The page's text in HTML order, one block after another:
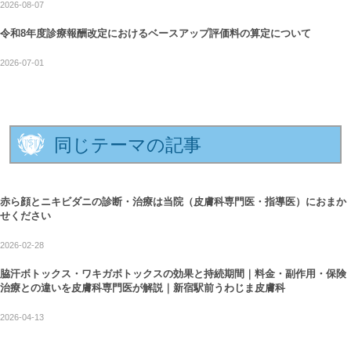
2026-08-07
令和8年度診療報酬改定におけるベースアップ評価料の算定について
2026-07-01
同じテーマの記事
赤ら顔とニキビダニの診断・治療は当院（皮膚科専門医・指導医）におまか
せください
2026-02-28
脇汗ボトックス・ワキガボトックスの効果と持続期間｜料金・副作用・保険
治療との違いを皮膚科専門医が解説｜新宿駅前うわじま皮膚科
2026-04-13